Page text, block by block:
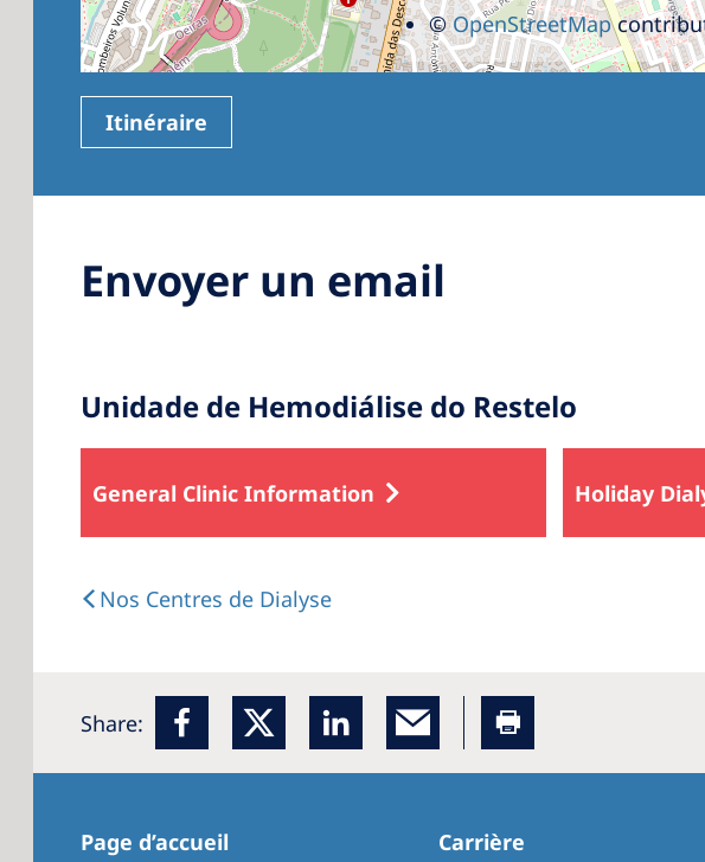
©OpenStreetMap
Itinéraire
Envoyer un email
Unidade de Hemodiálise do Restelo
General Clinic Information Holiday
Nos Centres de Dialyse
Share:
Page d’accueil Carrière